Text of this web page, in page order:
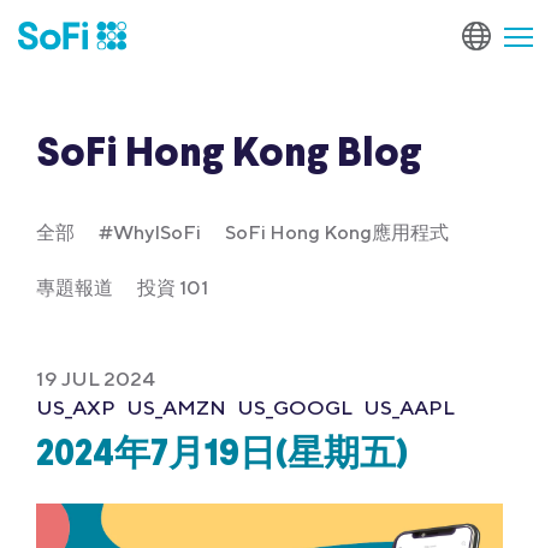
SoFi Hong Kong Blog
全部 #WhyISoFi SoFi Hong Kong應用程式
專題報道 投資 101
19 JUL 2024
US_AXP US_AMZN US_GOOGL US_AAPL
2024年7月19日(星期五)